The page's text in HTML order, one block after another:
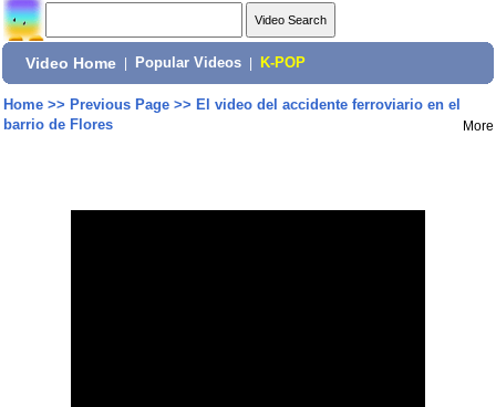
Video Home Popular Videos K-POP
Home>> Previous Page>> El video del accidente ferroviario en el
barrio de Flores
More